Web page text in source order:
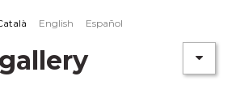
English Español